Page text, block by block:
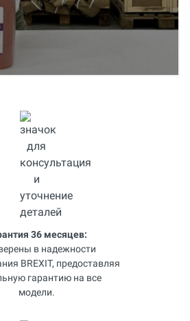
36 месяцев:
в надежности
BREXIT, предоставляя
гарантию на все
модели.